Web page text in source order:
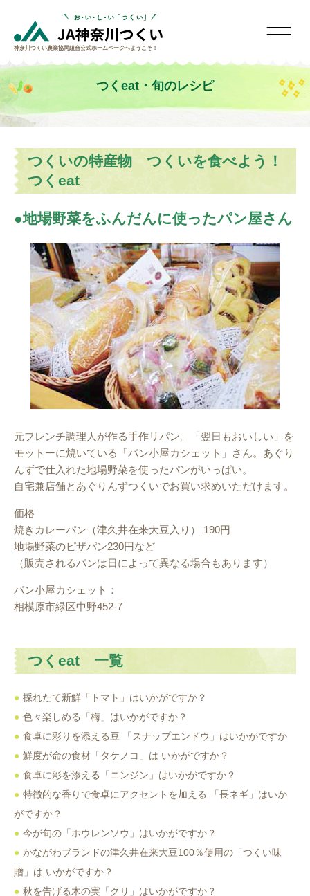
神奈川つくい農業協同組合公式ホームページへようこそ！
つくeat・旬のレシピ
つくいの特産物 つくいを食べよう！
つくeat
地場野菜をふんだんに使ったパン屋さん
元フレンチ調理人が作る手作リパン。「翌日もおいしい」を
モットーに焼いている「パン小屋カシェット」さん。あぐり
んずで仕入れた地場野菜を使ったパンがいっぱい。
自宅兼店舗とあぐりんずつくいでお買い求めいただけます。
価格
焼きカレーパン（津久井在来大豆入り） 190円
地場野菜のピザパン230円など
（販売されるパンは日によって異なる場合もあります）
パン小屋カシェット：
相模原市緑区中野452-7
つくeat 一覧
採れたて新鮮「トマト」はいかがですか？
色々楽しめる「梅」はいかがですか？
食卓に彩りを添える豆 「スナップエンドウ」はいかがですか
鮮度が命の食材「タケノコ」は いかがですか？
食卓に彩を添える「ニンジン」はいかがですか？
特徴的な香りで食卓にアクセントを加える 「長ネギ」はいか
がですか？
今が旬の「ホウレンソウ」はいかがですか？
かながわブランドの津久井在来大豆100％使用の「つくい味
贈」は いかがですか？
秋を告げる木の実「クリ」はいかがですか？